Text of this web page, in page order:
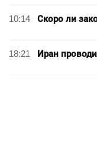
10:14 Скоро ли
18:21 Иран